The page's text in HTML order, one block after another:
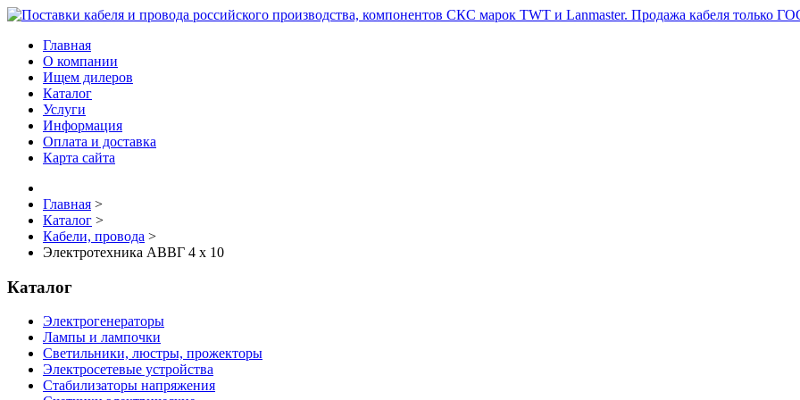
Главная
О компании
Ищем дилеров
Каталог
Услуги
Информация
Оплата и доставка
Карта сайта
Главная >
Каталог >
Кабели, провода >
Электротехника АВВГ 4 х 10
Каталог
Электрогенераторы
Лампы и лампочки
Светильники, люстры, прожекторы
Электросетевые устройства
Стабилизаторы напряжения